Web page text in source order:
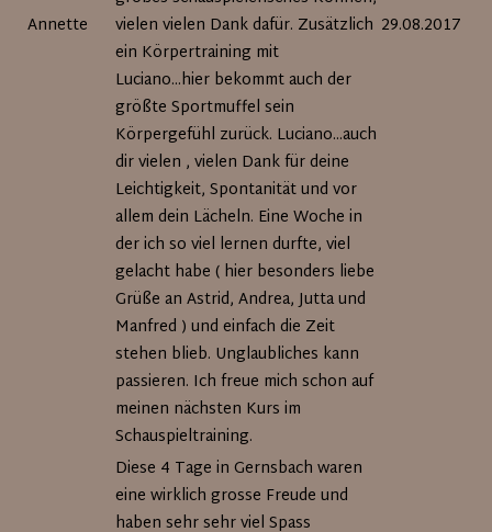
Annette
vielen vielen Dank dafür. Zusätzlich
ein Körpertraining mit
Luciano...hier bekommt auch der
größte Sportmuffel sein
Körpergefühl zurück. Luciano...auch
dir vielen , vielen Dank für deine
Leichtigkeit, Spontanität und vor
allem dein Lächeln. Eine Woche in
der ich so viel lernen durfte, viel
gelacht habe ( hier besonders liebe
Grüße an Astrid, Andrea, Jutta und
Manfred ) und einfach die Zeit
stehen blieb. Unglaubliches kann
passieren. Ich freue mich schon auf
meinen nächsten Kurs im
Schauspieltraining.
29.08.2017
Diese 4 Tage in Gernsbach waren
eine wirklich grosse Freude und
haben sehr sehr viel Spass